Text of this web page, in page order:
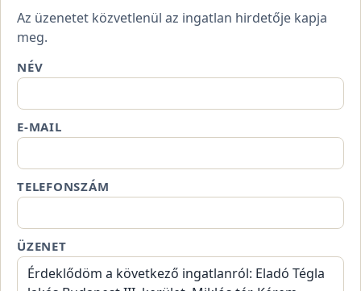
Az üzenetet közvetlenül az ingatlan hirdetője kapja
meg.
NÉV
E-MAIL
TELEFONSZÁM
ÜZENET